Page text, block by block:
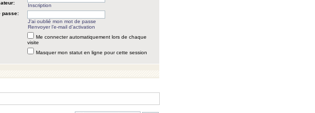
Inscription
passe:
J’ai oublié mon mot de passe
Renvoyer l’e-mail d’activation
Me connecter automatiquement lors de chaque
visite
Masquer mon statut en ligne pour cette session